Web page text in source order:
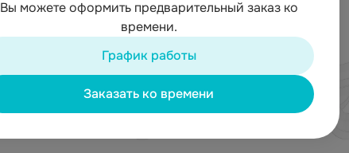
Вы можете оформить предварительный заказ ко
времени.
График работы
Заказать ко времени